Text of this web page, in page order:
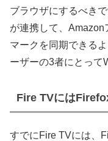
ブラウザにするべき
が連携して、Amazon
マークを同期できる
ーザーの3者にとって
Fire TVには
すでにFire TVには、